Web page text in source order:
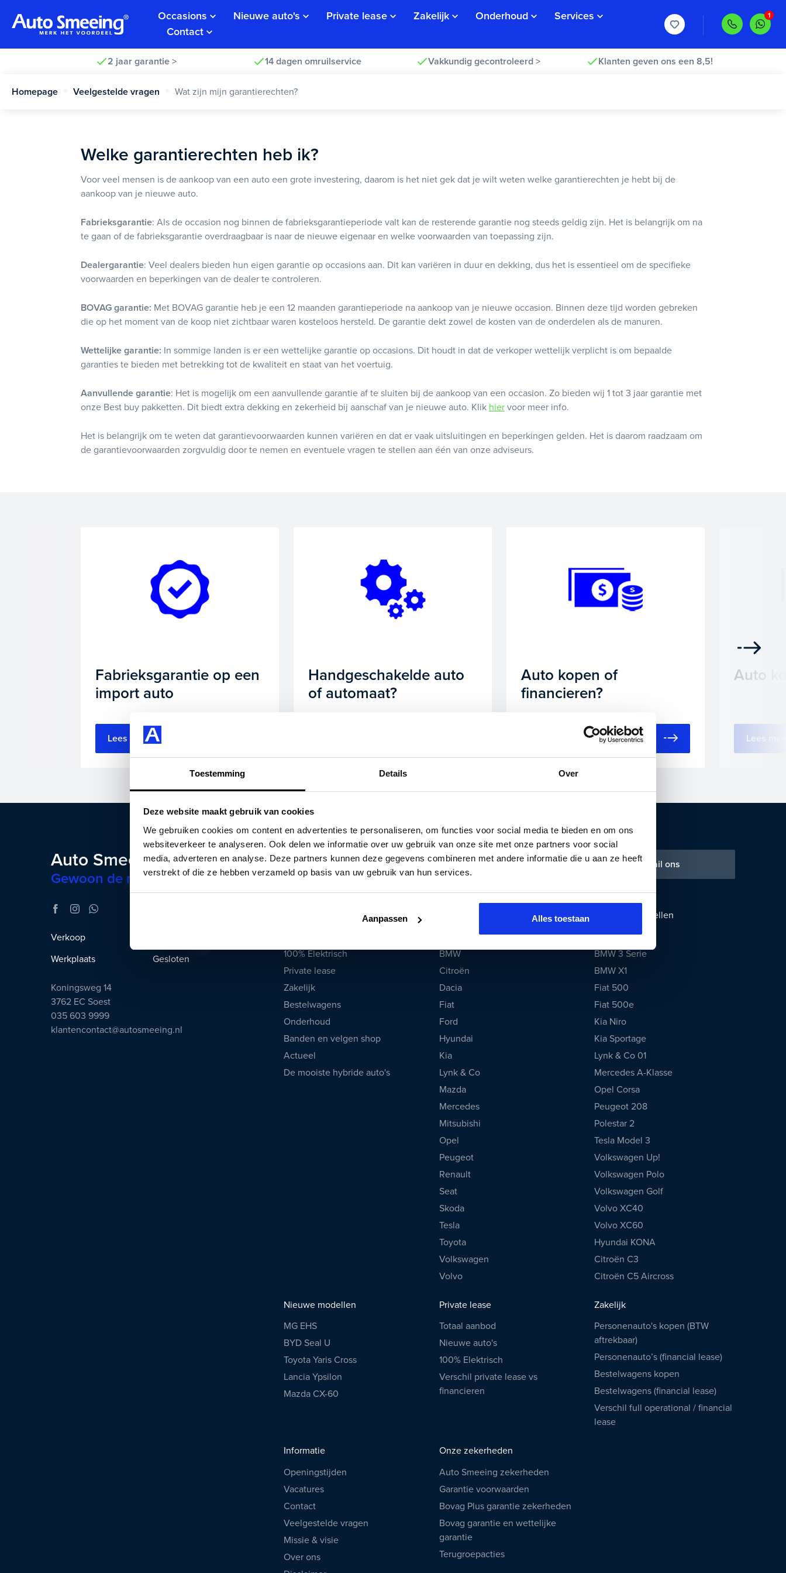
Toestemming Details Over
Deze website maakt gebruik van cookies
We gebruiken cookies om content en advertenties te personaliseren, om functies voor social media te bieden en om ons
websiteverkeer te analyseren. Ook delen we informatie over uw gebruik van onze site met onze partners voor social
media, adverteren en analyse. Deze partners kunnen deze gegevens combineren met andere informatie die u aan ze heeft
verstrekt of die ze hebben verzameld op basis van uw gebruik van hun services.
Aanpassen Alles toestaan
Occasions Nieuwe auto's Private lease Zakelijk Onderhoud
Services
Contact
2 jaar garantie > 14 dagen omruilservice Vakkundig gecontroleerd > Klanten geven ons een 8,5!
Homepage Veelgestelde vragen Wat zijn mijn garantierechten?
Welke garantierechten heb ik?
Voor veel mensen is de aankoop van een auto een grote investering, daarom is het niet gek dat je wilt weten welke garantierechten je hebt bij de
aankoop van je nieuwe auto.
Fabrieksgarantie: Als de occasion nog binnen de fabrieksgarantieperiode valt kan de resterende garantie nog steeds geldig zijn. Het is belangrijk om na
te gaan of de fabrieksgarantie overdraagbaar is naar de nieuwe eigenaar en welke voorwaarden van toepassing zijn.
Dealergarantie: Veel dealers bieden hun eigen garantie op occasions aan. Dit kan variëren in duur en dekking, dus het is essentieel om de specifieke
voorwaarden en beperkingen van de dealer te controleren.
BOVAG garantie: Met BOVAG garantie heb je een 12 maanden garantieperiode na aankoop van je nieuwe occasion. Binnen deze tijd worden gebreken
die op het moment van de koop niet zichtbaar waren kosteloos hersteld. De garantie dekt zowel de kosten van de onderdelen als de manuren.
Wettelijke garantie: In sommige landen is er een wettelijke garantie op occasions. Dit houdt in dat de verkoper wettelijk verplicht is om bepaalde
garanties te bieden met betrekking tot de kwaliteit en staat van het voertuig.
Aanvullende garantie: Het is mogelijk om een aanvullende garantie af te sluiten bij de aankoop van een occasion. Zo bieden wij 1 tot 3 jaar garantie met
onze Best buy pakketten. Dit biedt extra dekking en zekerheid bij aanschaf van je nieuwe auto. Klik hiervoor meer info.
Het is belangrijk om te weten dat garantievoorwaarden kunnen variëren en dat er vaak uitsluitingen en beperkingen gelden. Het is daarom raadzaam om
de garantievoorwaarden zorgvuldig door te nemen en eventuele vragen te stellen aan één van onze adviseurs.
Fabrieksgarantie op een
import auto
Lees meer
Handgeschakelde auto
of automaat?
Auto kopen of
financieren?
Auto
Lees
Auto Smeeing
Gewoon de mooiste auto’s
Verkoop
Werkplaats
Gesloten
Koningsweg 14
3762 EC Soest
035 603 9999
klantencontact@autosmeeing.nl
Auto Smeeing bellen WhatsApp ons Mail ons
100% Elektrisch
Private lease
Zakelijk
Bestelwagens
Onderhoud
Banden en velgen shop
Actueel
De mooiste hybride auto's
BMW
Citroën
Dacia
Fiat
Ford
Hyundai
Kia
Lynk & Co
Mazda
Mercedes
Mitsubishi
Opel
Peugeot
Renault
Seat
Skoda
Tesla
Toyota
Volkswagen
Volvo
Populaire modellen
Audi A3
BMW 3 Serie
BMW X1
Fiat 500
Fiat 500e
Kia Niro
Kia Sportage
Lynk & Co 01
Mercedes A-Klasse
Opel Corsa
Peugeot 208
Polestar 2
Tesla Model 3
Volkswagen Up!
Volkswagen Polo
Volkswagen Golf
Volvo XC40
Volvo XC60
Hyundai KONA
Citroën C3
Citroën C5 Aircross
Nieuwe modellen
MG EHS
BYD Seal U
Toyota Yaris Cross
Lancia Ypsilon
Mazda CX-60
Private lease
Totaal aanbod
Nieuwe auto's
100% Elektrisch
Verschil private lease vs
financieren
Zakelijk
Personenauto's kopen (BTW
aftrekbaar)
Personenauto’s (financial lease)
Bestelwagens kopen
Bestelwagens (financial lease)
Verschil full operational / financial
lease
Informatie
Openingstijden
Vacatures
Contact
Veelgestelde vragen
Missie & visie
Over ons
Onze zekerheden
Auto Smeeing zekerheden
Garantie voorwaarden
Bovag Plus garantie zekerheden
Bovag garantie en wettelijke
garantie
Terugroepacties